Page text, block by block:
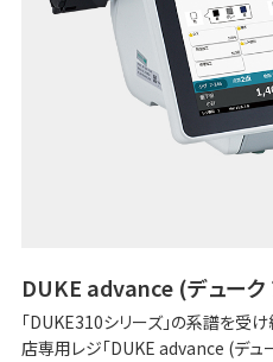
DUKE advance (デューク
「DUKE310シリーズ」の系譜を受
店専用レジ「DUKE advance (デュー